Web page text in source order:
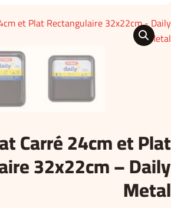
🔍
Carré 24cm et Plat
32x22cm – Daily
Metal